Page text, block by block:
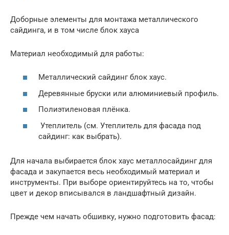
Доборные элементы для монтажа металлического
сайдинга, и в том числе блок хауса
Материал необходимый для работы:
Металлический сайдинг блок хаус.
Деревянные бруски или алюминиевый профиль.
Полиэтиленовая плёнка.
Утеплитель (см. Утеплитель для фасада под
сайдинг: как выбрать).
Для начала выбирается блок хаус металлосайдинг для
фасада и закупается весь необходимый материал и
инструменты. При выборе ориентируйтесь на то, чтобы
цвет и декор вписывался в ландшафтный дизайн.
Прежде чем начать обшивку, нужно подготовить фасад: